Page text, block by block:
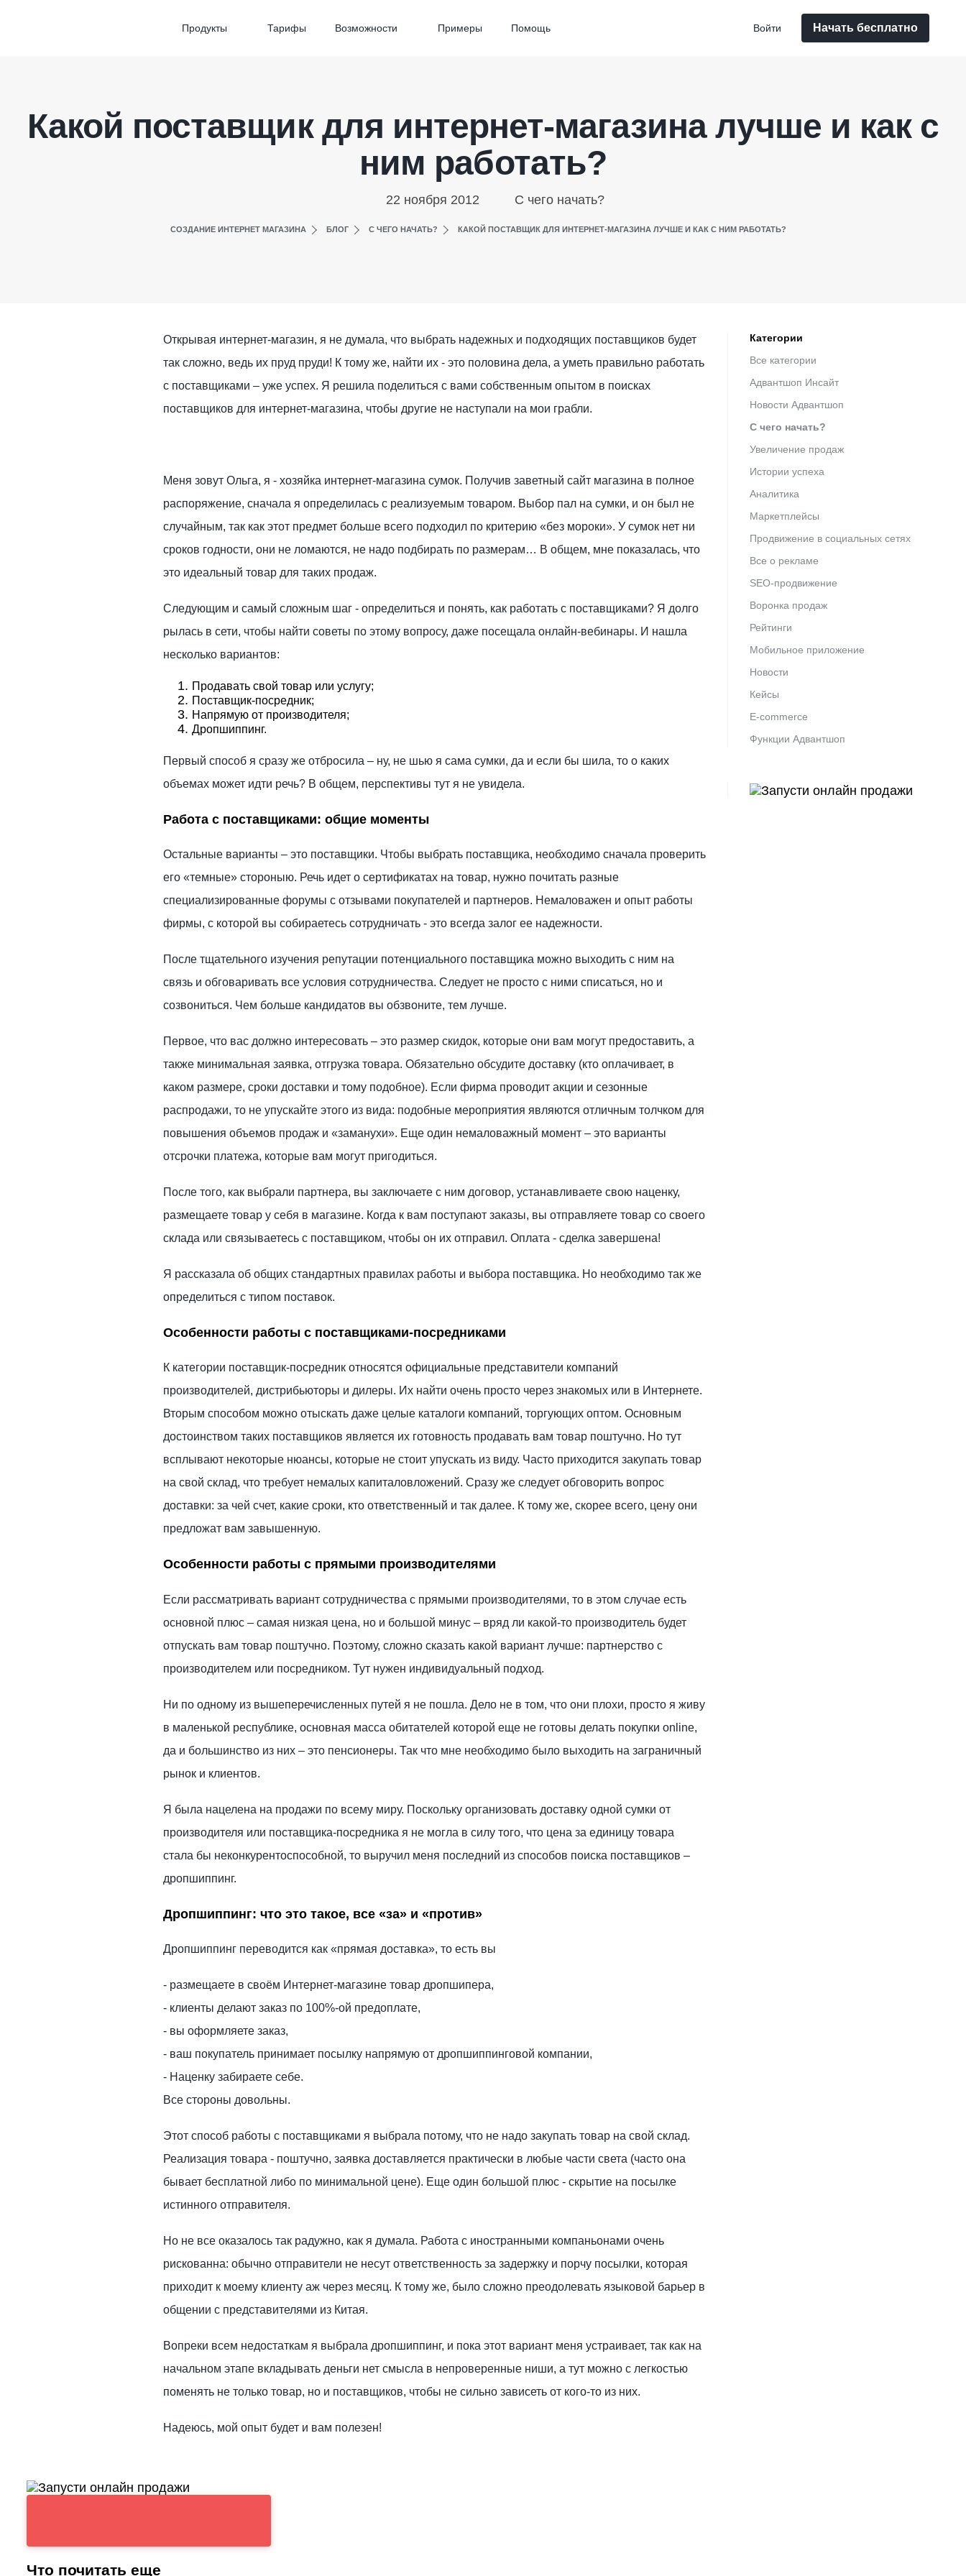
Продукты Тарифы Возможности Примеры Помощь Начать бесплатно
Войти
Какой поставщик для интернет-магазина лучше и как с
ним работать?
22 ноября 2012 С чего начать?
СОЗДАНИЕ ИНТЕРНЕТ МАГАЗИНА БЛОГ С ЧЕГО НАЧАТЬ? КАКОЙ ПОСТАВЩИК ДЛЯ ИНТЕРНЕТ-МАГАЗИНА ЛУЧШЕ И КАК С НИМ РАБОТАТЬ?
Категории
Все категории
Адвантшоп Инсайт
Новости Адвантшоп
С чего начать?
Увеличение продаж
Истории успеха
Аналитика
Маркетплейсы
Продвижение в социальных сетях
Все о рекламе
SEO-продвижение
Воронка продаж
Рейтинги
Мобильное приложение
Новости
Кейсы
E-commerce
Функции Адвантшоп
Открывая интернет-магазин, я не думала, что выбрать надежных и подходящих поставщиков будет
так сложно, ведь их пруд пруди! К тому же, найти их - это половина дела, а уметь правильно работать
с поставщиками – уже успех. Я решила поделиться с вами собственным опытом в поисках
поставщиков для интернет-магазина, чтобы другие не наступали на мои грабли.
Меня зовут Ольга, я - хозяйка интернет-магазина сумок. Получив заветный сайт магазина в полное
распоряжение, сначала я определилась с реализуемым товаром. Выбор пал на сумки, и он был не
случайным, так как этот предмет больше всего подходил по критерию «без мороки». У сумок нет ни
сроков годности, они не ломаются, не надо подбирать по размерам… В общем, мне показалась, что
это идеальный товар для таких продаж.
Следующим и самый сложным шаг - определиться и понять, как работать с поставщиками? Я долго
рылась в сети, чтобы найти советы по этому вопросу, даже посещала онлайн-вебинары. И нашла
несколько вариантов:
Продавать свой товар или услугу;
Поставщик-посредник;
Напрямую от производителя;
Дропшиппинг.
Первый способ я сразу же отбросила – ну, не шью я сама сумки, да и если бы шила, то о каких
объемах может идти речь? В общем, перспективы тут я не увидела.
Работа с поставщиками: общие моменты
Остальные варианты – это поставщики. Чтобы выбрать поставщика, необходимо сначала проверить
его «темные» стороныю. Речь идет о сертификатах на товар, нужно почитать разные
специализированные форумы с отзывами покупателей и партнеров. Немаловажен и опыт работы
фирмы, с которой вы собираетесь сотрудничать - это всегда залог ее надежности.
После тщательного изучения репутации потенциального поставщика можно выходить с ним на
связь и обговаривать все условия сотрудничества. Следует не просто с ними списаться, но и
созвониться. Чем больше кандидатов вы обзвоните, тем лучше.
Первое, что вас должно интересовать – это размер скидок, которые они вам могут предоставить, а
также минимальная заявка, отгрузка товара. Обязательно обсудите доставку (кто оплачивает, в
каком размере, сроки доставки и тому подобное). Если фирма проводит акции и сезонные
распродажи, то не упускайте этого из вида: подобные мероприятия являются отличным толчком для
повышения объемов продаж и «заманухи». Еще один немаловажный момент – это варианты
отсрочки платежа, которые вам могут пригодиться.
После того, как выбрали партнера, вы заключаете с ним договор, устанавливаете свою наценку,
размещаете товар у себя в магазине. Когда к вам поступают заказы, вы отправляете товар со своего
склада или связываетесь с поставщиком, чтобы он их отправил. Оплата - сделка завершена!
Я рассказала об общих стандартных правилах работы и выбора поставщика. Но необходимо так же
определиться с типом поставок.
Особенности работы с поставщиками-посредниками
К категории поставщик-посредник относятся официальные представители компаний
производителей, дистрибьюторы и дилеры. Их найти очень просто через знакомых или в Интернете.
Вторым способом можно отыскать даже целые каталоги компаний, торгующих оптом. Основным
достоинством таких поставщиков является их готовность продавать вам товар поштучно. Но тут
всплывают некоторые нюансы, которые не стоит упускать из виду. Часто приходится закупать товар
на свой склад, что требует немалых капиталовложений. Сразу же следует обговорить вопрос
доставки: за чей счет, какие сроки, кто ответственный и так далее. К тому же, скорее всего, цену они
предложат вам завышенную.
Особенности работы с прямыми производителями
Если рассматривать вариант сотрудничества с прямыми производителями, то в этом случае есть
основной плюс – самая низкая цена, но и большой минус – вряд ли какой-то производитель будет
отпускать вам товар поштучно. Поэтому, сложно сказать какой вариант лучше: партнерство с
производителем или посредником. Тут нужен индивидуальный подход.
Ни по одному из вышеперечисленных путей я не пошла. Дело не в том, что они плохи, просто я живу
в маленькой республике, основная масса обитателей которой еще не готовы делать покупки online,
да и большинство из них – это пенсионеры. Так что мне необходимо было выходить на заграничный
рынок и клиентов.
Я была нацелена на продажи по всему миру. Поскольку организовать доставку одной сумки от
производителя или поставщика-посредника я не могла в силу того, что цена за единицу товара
стала бы неконкурентоспособной, то выручил меня последний из способов поиска поставщиков –
дропшиппинг.
Дропшиппинг: что это такое, все «за» и «против»
Дропшиппинг переводится как «прямая доставка», то есть вы
- размещаете в своём Интернет-магазине товар дропшипера,
- клиенты делают заказ по 100%-ой предоплате,
- вы оформляете заказ,
- ваш покупатель принимает посылку напрямую от дропшиппинговой компании,
- Наценку забираете себе.
Все стороны довольны.
Этот способ работы с поставщиками я выбрала потому, что не надо закупать товар на свой склад.
Реализация товара - поштучно, заявка доставляется практически в любые части света (часто она
бывает бесплатной либо по минимальной цене). Еще один большой плюс - скрытие на посылке
истинного отправителя.
Но не все оказалось так радужно, как я думала. Работа с иностранными компаньонами очень
рискованна: обычно отправители не несут ответственность за задержку и порчу посылки, которая
приходит к моему клиенту аж через месяц. К тому же, было сложно преодолевать языковой барьер в
общении с представителями из Китая.
Вопреки всем недостаткам я выбрала дропшиппинг, и пока этот вариант меня устраивает, так как на
начальном этапе вкладывать деньги нет смысла в непроверенные ниши, а тут можно с легкостью
поменять не только товар, но и поставщиков, чтобы не сильно зависеть от кого-то из них.
Надеюсь, мой опыт будет и вам полезен!
Что почитать еще